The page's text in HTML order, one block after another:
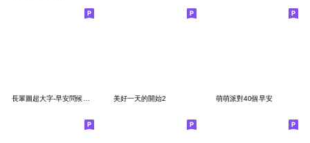
長輩圖超大字-早安問候圖-鳥語花香系列1 美好一天的開始2 萌萌派對40個早安